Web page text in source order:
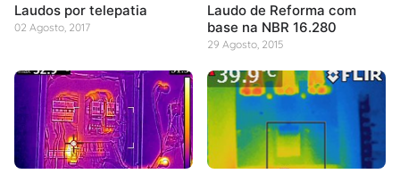
Laudos por telepatia
02 Agosto, 2017
Laudo de Reforma com
base na NBR 16.280
29 Agosto, 2015